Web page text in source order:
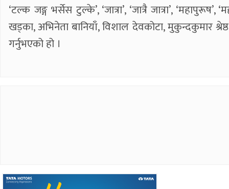
‘टल्क जङ्ग भर्सेस टुल्के’, ‘जात्रा’, ‘जात्रै जात्रा’,
खड्का, अभिनेता बानियाँ, विशाल देवकोटा, मुकुन्दकुमार
गर्नुभएको हो ।